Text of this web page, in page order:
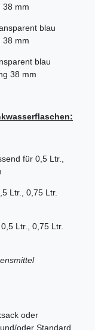
38 mm
blau
38 mm
blau
38 mm
für 0,5 Ltr.,
Ltr., 0,75 Ltr.
Ltr., 0,75 Ltr.
oder
oder Standard